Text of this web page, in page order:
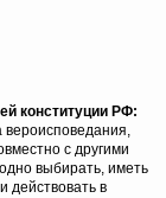
конституции РФ:
вероисповедания,
с другими
выбирать, иметь
действовать в